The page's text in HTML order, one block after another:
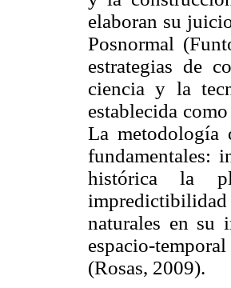
elaboran su
Posnormal
estrategias de
ciencia y la
establecida
La metodología
fundamentales:
histórica la
naturales en su
espacio-
(Rosas, 2009).